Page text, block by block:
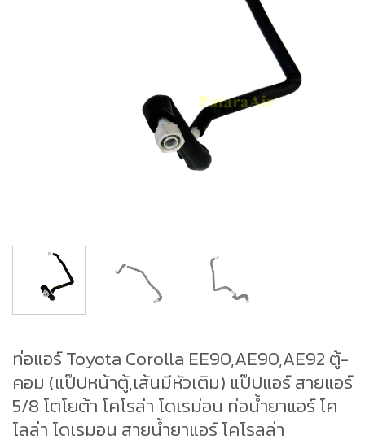
ท่อแอร์ Toyota Corolla EE90,AE90,AE92 ตู้-
คอม (แป๊ปหน้าตู้,เส้นมีหัวเติม) แป๊ปแอร์ สายแอร์
5/8 โตโยต้า โคโรล่า โดเรม่อน ท่อน้ำยาแอร์ โค
โลล่า โดเรมอน สายน้ำยาแอร์ โคโรลล่า